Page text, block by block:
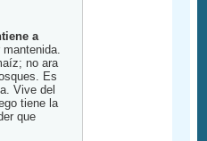
a
mantenida.
no ara
Es
Vive del
tiene la
que